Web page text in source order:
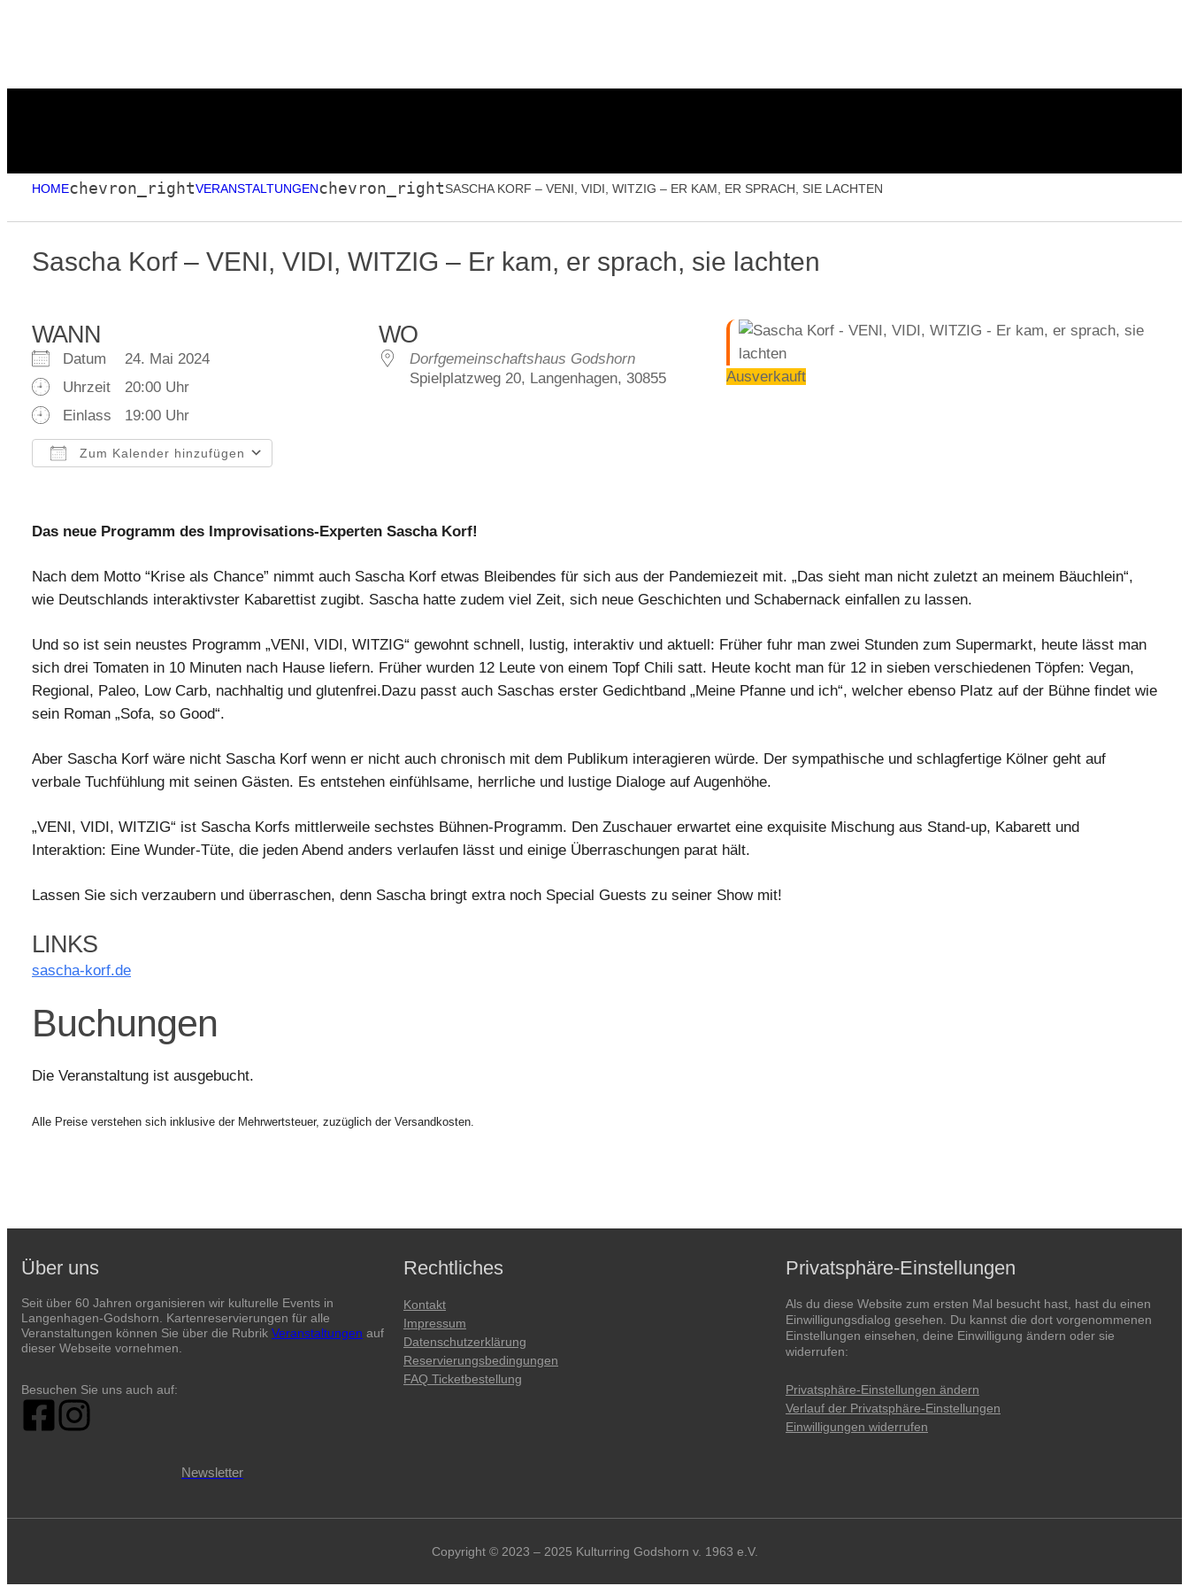
HOMEchevron_rightVERANSTALTUNGENchevron_rightSASCHA KORF – VENI, VIDI, WITZIG – ER KAM, ER SPRACH, SIE LACHTEN
Sascha Korf – VENI, VIDI, WITZIG – Er kam, er sprach, sie lachten
WANN
Datum
24. Mai 2024
Uhrzeit
20:00 Uhr
Einlass
19:00 Uhr
Zum Kalender hinzufügen
WO
Dorfgemeinschaftshaus Godshorn
Spielplatzweg 20, Langenhagen, 30855
Das neue Programm des Improvisations-Experten Sascha Korf!
Nach dem Motto “Krise als Chance” nimmt auch Sascha Korf etwas Bleibendes für sich aus der Pandemiezeit mit. „Das sieht man nicht zuletzt an meinem Bäuchlein“,
wie Deutschlands interaktivster Kabarettist zugibt. Sascha hatte zudem viel Zeit, sich neue Geschichten und Schabernack einfallen zu lassen.
Und so ist sein neustes Programm „VENI, VIDI, WITZIG“ gewohnt schnell, lustig, interaktiv und aktuell: Früher fuhr man zwei Stunden zum Supermarkt, heute lässt man
sich drei Tomaten in 10 Minuten nach Hause liefern. Früher wurden 12 Leute von einem Topf Chili satt. Heute kocht man für 12 in sieben verschiedenen Töpfen: Vegan,
Regional, Paleo, Low Carb, nachhaltig und glutenfrei.Dazu passt auch Saschas erster Gedichtband „Meine Pfanne und ich“, welcher ebenso Platz auf der Bühne findet wie
sein Roman „Sofa, so Good“.
Aber Sascha Korf wäre nicht Sascha Korf wenn er nicht auch chronisch mit dem Publikum interagieren würde. Der sympathische und schlagfertige Kölner geht auf
verbale Tuchfühlung mit seinen Gästen. Es entstehen einfühlsame, herrliche und lustige Dialoge auf Augenhöhe.
„VENI, VIDI, WITZIG“ ist Sascha Korfs mittlerweile sechstes Bühnen-Programm. Den Zuschauer erwartet eine exquisite Mischung aus Stand-up, Kabarett und
Interaktion: Eine Wunder-Tüte, die jeden Abend anders verlaufen lässt und einige Überraschungen parat hält.
Lassen Sie sich verzaubern und überraschen, denn Sascha bringt extra noch Special Guests zu seiner Show mit!
LINKS
sascha-korf.de
Buchungen
Die Veranstaltung ist ausgebucht.
Alle Preise verstehen sich inklusive der Mehrwertsteuer, zuzüglich der Versandkosten.
Über uns
Seit über 60 Jahren organisieren wir kulturelle Events in
Langenhagen-Godshorn. Kartenreservierungen für alle
Veranstaltungen können Sie über die Rubrik Veranstaltungen auf
dieser Webseite vornehmen.
Besuchen Sie uns auch auf:
Newsletter
Rechtliches
Kontakt
Impressum
Datenschutzerklärung
Reservierungsbedingungen
FAQ Ticketbestellung
Privatsphäre-Einstellungen
Als du diese Website zum ersten Mal besucht hast, hast du einen
Einwilligungsdialog gesehen. Du kannst die dort vorgenommenen
Einstellungen einsehen, deine Einwilligung ändern oder sie
widerrufen:
Privatsphäre-Einstellungen ändern
Verlauf der Privatsphäre-Einstellungen
Einwilligungen widerrufen
Copyright © 2023 – 2025 Kulturring Godshorn v. 1963 e.V.